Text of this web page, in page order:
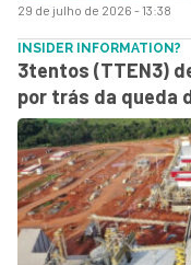
29 de julho de 2026 - 13:38
INSIDER INFORMATION?
3tentos (TTEN3)
por trás da queda